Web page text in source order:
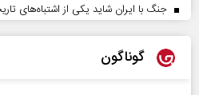
جنگ با ایران شاید یکی از اشتباه‌های
گوناگون